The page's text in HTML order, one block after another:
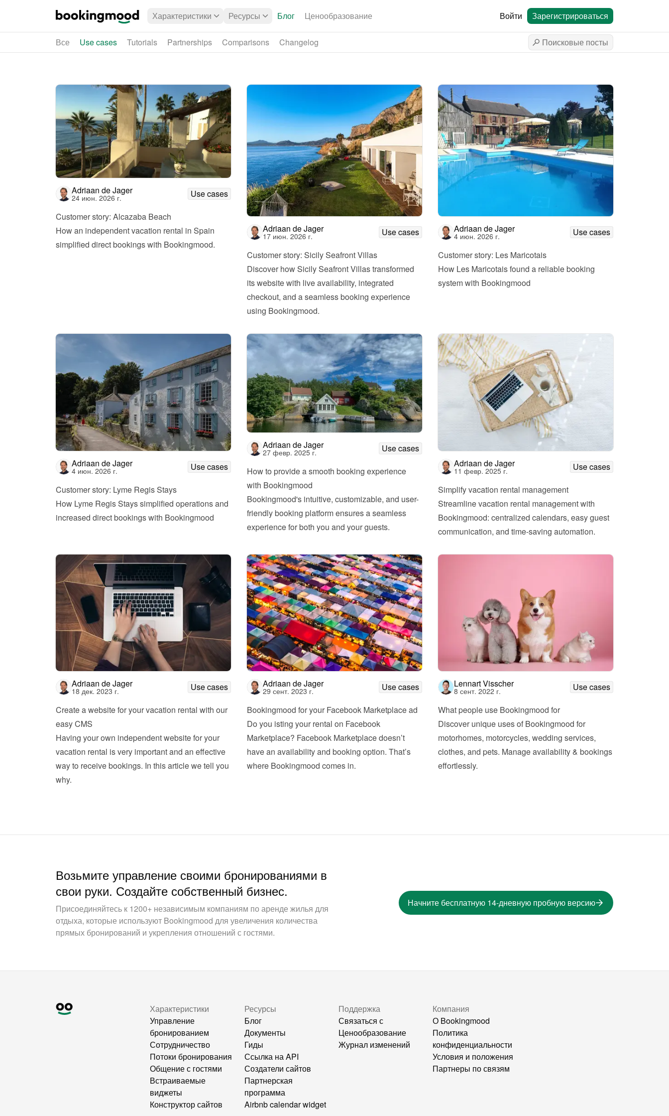
Характеристики Ресурсы Блог Ценообразование Войти Зарегистрироваться
Все Use cases Tutorials Partnerships Comparisons Changelog
Adriaan de Jager
24 июн. 2026 г.
Use cases
Customer story: Alcazaba Beach
How an independent vacation rental in Spain
simplified direct bookings with Bookingmood.
Adriaan de Jager
17 июн. 2026 г.
Use cases
Customer story: Sicily Seafront Villas
Discover how Sicily Seafront Villas transformed
its website with live availability, integrated
checkout, and a seamless booking experience
using Bookingmood.
Adriaan de Jager
4 июн. 2026 г.
Use cases
Customer story: Les Maricotais
How Les Maricotais found a reliable booking
system with Bookingmood
Adriaan de Jager
4 июн. 2026 г.
Use cases
Customer story: Lyme Regis Stays
How Lyme Regis Stays simplified operations and
increased direct bookings with Bookingmood
Adriaan de Jager
27 февр. 2025 г.
Use cases
How to provide a smooth booking experience
with Bookingmood
Bookingmood's intuitive, customizable, and user-
friendly booking platform ensures a seamless
experience for both you and your guests.
Adriaan de Jager
11 февр. 2025 г.
Use cases
Simplify vacation rental management
Streamline vacation rental management with
Bookingmood: centralized calendars, easy guest
communication, and time-saving automation.
Adriaan de Jager
18 дек. 2023 г.
Use cases
Create a website for your vacation rental with our
easy CMS
Having your own independent website for your
vacation rental is very important and an effective
way to receive bookings. In this article we tell you
Adriaan de Jager
29 сент. 2023 г.
Use cases
Bookingmood for your Facebook Marketplace ad
Do you isting your rental on Facebook
Marketplace? Facebook Marketplace doesn’t
have an availability and booking option. That’s
Lennart Visscher
8 сент. 2022 г.
Use cases
What people use Bookingmood for
Discover unique uses of Bookingmood for
motorhomes, motorcycles, wedding services,
clothes, and pets. Manage availability & bookings
effortlessly.
Возьмите управление своими бронированиями в
свои руки. Создайте собственный бизнес.
Присоединяйтесь к 1200+ независимым компаниям по аренде жилья для
отдыха, которые используют Bookingmood для увеличения количества
прямых бронирований и укрепления отношений с гостями.
Начните бесплатную 14-дневную пробную версию
Характеристики
Управление
бронированием
Сотрудничество
Потоки бронирования
Общение с гостями
Встраиваемые
виджеты
Конструктор сайтов
Ресурсы
Блог
Документы
Гиды
Ссылка на API
Создатели сайтов
Партнерская
программа
Airbnb calendar widget
Поддержка
Связаться с
Ценообразование
Журнал изменений
Компания
О Bookingmood
Политика
конфиденциальности
Условия и положения
Партнеры по связям